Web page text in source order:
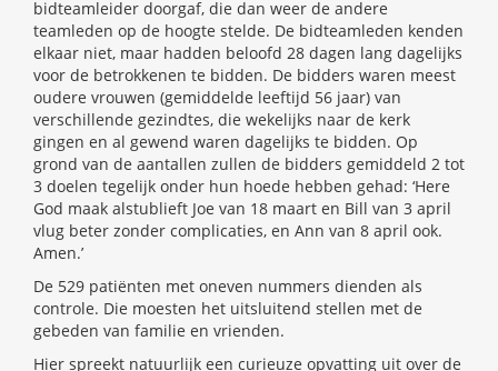
bidteamleider doorgaf, die dan weer de andere
teamleden op de hoogte stelde. De bidteamleden kenden
elkaar niet, maar hadden beloofd 28 dagen lang dagelijks
voor de betrokkenen te bidden. De bidders waren meest
oudere vrouwen (gemiddelde leeftijd 56 jaar) van
verschillende gezindtes, die wekelijks naar de kerk
gingen en al gewend waren dagelijks te bidden. Op
grond van de aantallen zullen de bidders gemiddeld 2 tot
3 doelen tegelijk onder hun hoede hebben gehad: ‘Here
God maak alstublieft Joe van 18 maart en Bill van 3 april
vlug beter zonder complicaties, en Ann van 8 april ook.
Amen.’
De 529 patiënten met oneven nummers dienden als
controle. Die moesten het uitsluitend stellen met de
gebeden van familie en vrienden.
Hier spreekt natuurlijk een curieuze opvatting uit over de